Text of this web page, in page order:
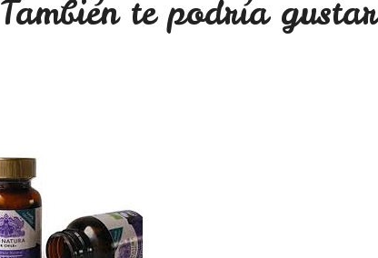
También te podría gustar